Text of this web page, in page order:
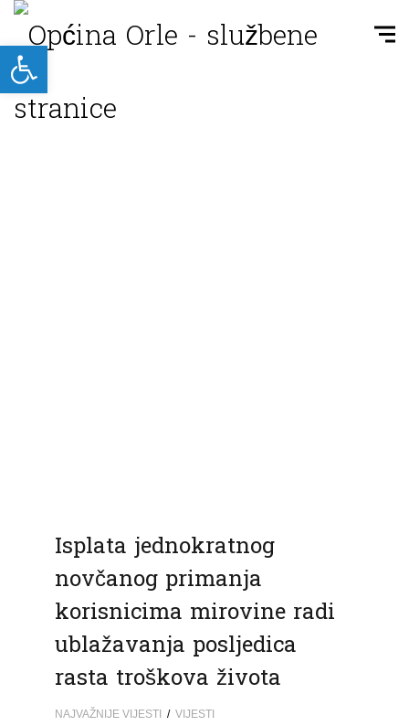
Open toolbar
Isplata jednokratnog
novčanog primanja
korisnicima mirovine radi
ublažavanja posljedica
rasta troškova života
NAJVAŽNIJE VIJESTI / VIJESTI